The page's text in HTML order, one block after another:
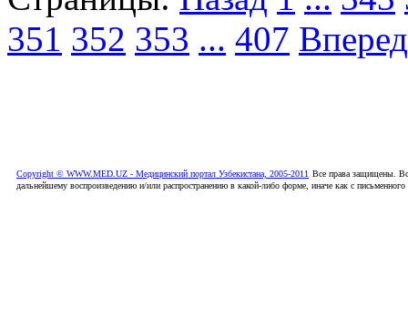
351 352 353 ... 407 Вперед
Copyright © WWW.MED.UZ - Медицинский портал Узбекистана, 2005-2011 Все права защищены.
дальнейшему воспроизведению и/или распространению в какой-либо форме, иначе как с